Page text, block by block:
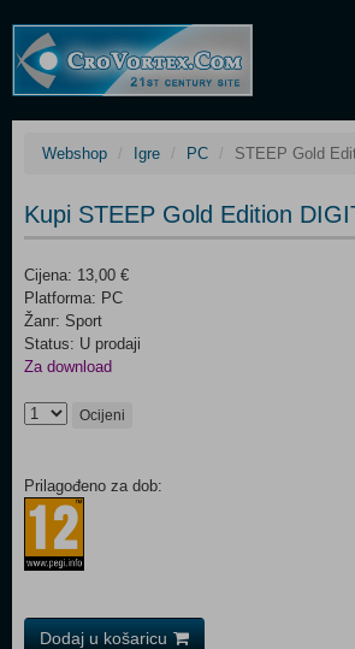
Webshop Igre PC STEEP Gold
Kupi STEEP Gold Edition
Cijena: 13,00 €
Platforma: PC
Žanr: Sport
Status: U prodaji
Za download
Ocijeni
Prilagođeno za dob:
Dodaj u košaricu